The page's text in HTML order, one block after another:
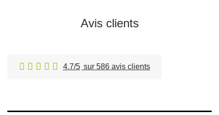
Avis clients
4.7/5 sur 586 avis clients